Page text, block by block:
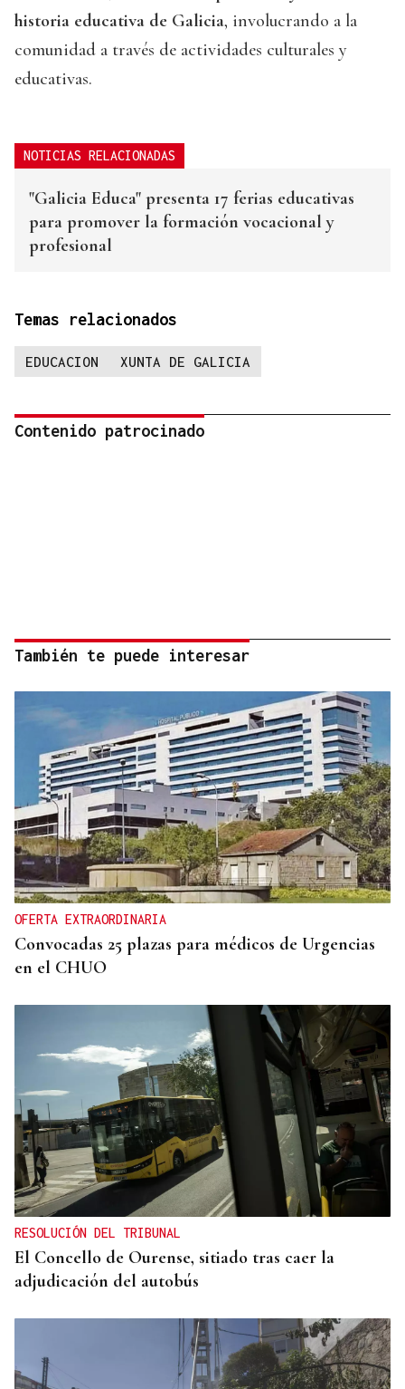
historia educativa de Galicia, involucrando a la
comunidad a través de actividades culturales y
educativas.
NOTICIAS RELACIONADAS
"Galicia Educa" presenta 17 ferias educativas
para promover la formación vocacional y
profesional
Temas relacionados
EDUCACION XUNTA DE GALICIA
Contenido patrocinado
También te puede interesar
OFERTA EXTRAORDINARIA
Convocadas 25 plazas para médicos de Urgencias
en el CHUO
RESOLUCIÓN DEL TRIBUNAL
El Concello de Ourense, sitiado tras caer la
adjudicación del autobús